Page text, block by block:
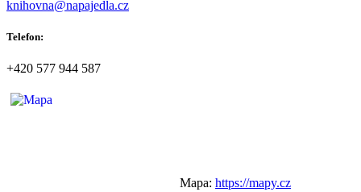
knihovna@napajedla.cz
Telefon:
+420 577 944 587
Mapa: https://mapy.cz